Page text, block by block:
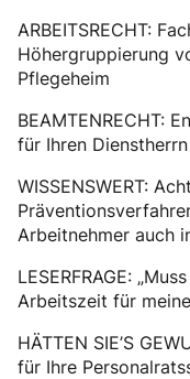
ARBEITSRECHT:
Höhergruppierung
Pflegeheim
BEAMTENRECHT:
für Ihren Dienstherrn
WISSENSWERT:
Arbeitnehmer auch
LESERFRAGE:
Arbeitszeit für
HÄTTEN SIE’S
für Ihre